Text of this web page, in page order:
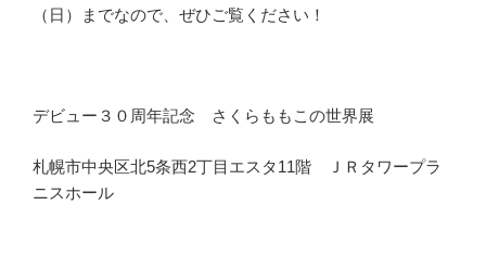
（日）までなので、ぜひご覧ください！
デビュー３０周年記念 さくらももこの世界展
札幌市中央区北5条西2丁目エスタ11階 ＪＲタワープラ
ニスホール